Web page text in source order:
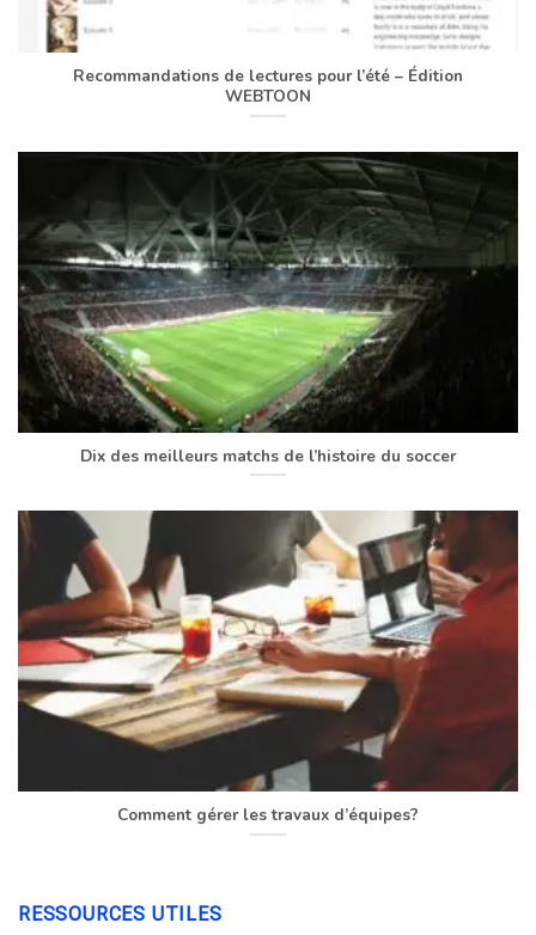
Recommandations de lectures pour l’été – Édition
WEBTOON
Dix des meilleurs matchs de l’histoire du soccer
Comment gérer les travaux d’équipes?
RESSOURCES UTILES